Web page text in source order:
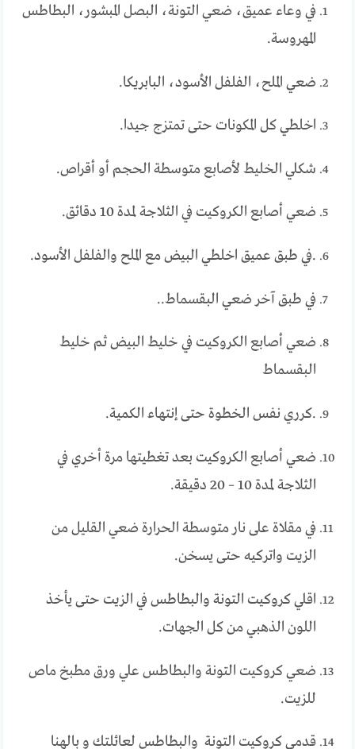
في وعاء عميق، ضعي التونة، البصل المبشور، البطاطس
المهروسة.
ضعي الملح، الفلفل الأسود، البابريكا.
اخلطي كل المكونات حتى تمتزج جيدا.
شكلي الخليط لأصابع متوسطة الحجم أو أقراص.
ضعي أصابع الكروكيت في الثلاجة لمدة 10 دقائق.
.في طبق عميق اخلطي البيض مع الملح والفلفل الأسود.
في طبق آخر ضعي البقسماط..
ضعي أصابع الكروكيت في خليط البيض ثم خليط
البقسماط
.كرري نفس الخطوة حتى إنتهاء الكمية.
ضعي أصابع الكروكيت بعد تغطيتها مرة أخري في
الثلاجة لمدة 10 – 20 دقيقة.
في مقلاة على نار متوسطة الحرارة ضعي القليل من
الزيت واتركيه حتى يسخن.
اقلي كروكيت التونة والبطاطس في الزيت حتى يأخذ
اللون الذهبي من كل الجهات.
ضعي كروكيت التونة والبطاطس علي ورق مطبخ ماص
للزيت.
قدمي كروكيت التونة والبطاطس لعائلتك و بالهنا